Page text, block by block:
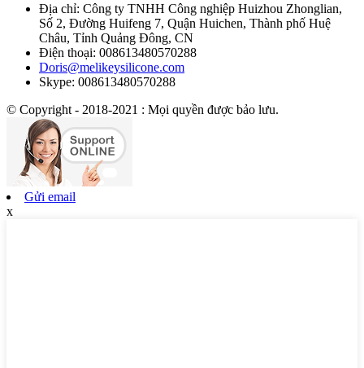
Địa chỉ: Công ty TNHH Công nghiệp Huizhou Zhonglian,
Số 2, Đường Huifeng 7, Quận Huichen, Thành phố Huệ
Châu, Tỉnh Quảng Đông, CN
Điện thoại: 008613480570288
Doris@melikeysilicone.com
Skype: 008613480570288
© Copyright - 2018-2021 : Mọi quyền được bảo lưu.
Gửi email
x